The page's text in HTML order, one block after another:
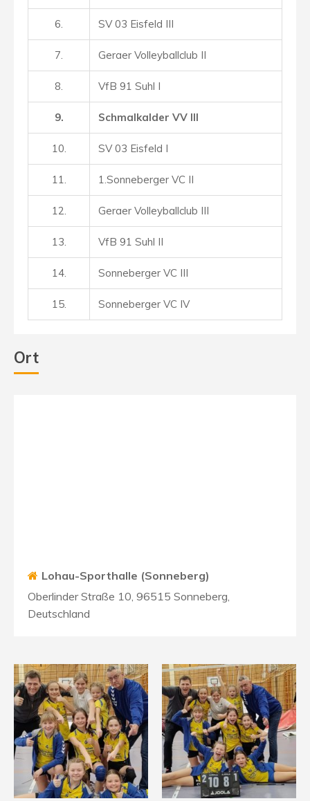
6. SV 03 Eisfeld III
7. Geraer Volleyballclub II
8. VfB 91 Suhl I
9. Schmalkalder VV III
10. SV 03 Eisfeld I
11. 1.Sonneberger VC II
12. Geraer Volleyballclub III
13. VfB 91 Suhl II
14. Sonneberger VC III
15. Sonneberger VC IV
Ort
Lohau-Sporthalle (Sonneberg)
Oberlinder Straße 10, 96515 Sonneberg,
Deutschland